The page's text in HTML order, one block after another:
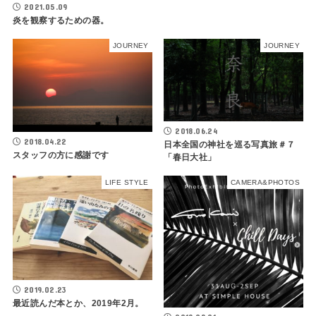
2021.05.09
炎を観察するための器。
JOURNEY
2018.04.22
スタッフの方に感謝です
JOURNEY
2018.06.24
日本全国の神社を巡る写真旅＃７
「春日大社」
LIFE STYLE
2019.02.23
最近読んだ本とか、2019年2月。
CAMERA&PHOTOS